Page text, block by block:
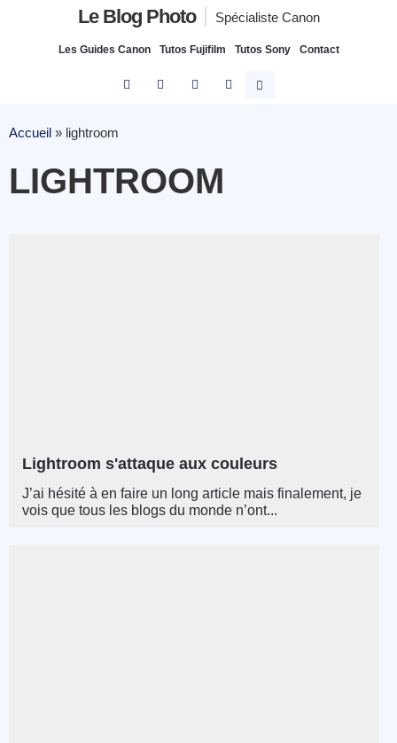
Le Blog Photo Spécialiste Canon
Les Guides Canon Tutos Fujifilm Tutos Sony Contact
Accueil » lightroom
LIGHTROOM
Lightroom s'attaque aux couleurs
J’ai hésité à en faire un long article mais finalement, je
vois que tous les blogs du monde n’ont...